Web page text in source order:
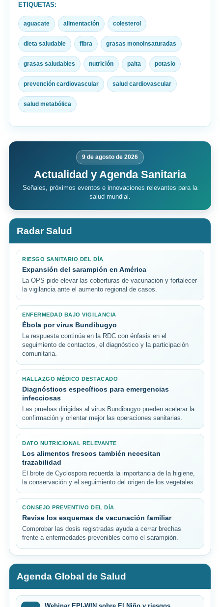
ETIQUETAS:
aguacate alimentación colesterol
dieta saludable fibra grasas monoinsaturadas
grasas saludables nutrición palta potasio
prevención cardiovascular salud cardiovascular
salud metabólica
9 de agosto de 2026
Actualidad y Agenda Sanitaria
Señales, próximos eventos e innovaciones relevantes para la
salud mundial.
Radar Salud
RIESGO SANITARIO DEL DÍA
Expansión del sarampión en América
La OPS pide elevar las coberturas de vacunación y fortalecer
la vigilancia ante el aumento regional de casos.
ENFERMEDAD BAJO VIGILANCIA
Ébola por virus Bundibugyo
La respuesta continúa en la RDC con énfasis en el
seguimiento de contactos, el diagnóstico y la participación
comunitaria.
HALLAZGO MÉDICO DESTACADO
Diagnósticos específicos para emergencias
infecciosas
Las pruebas dirigidas al virus Bundibugyo pueden acelerar la
confirmación y orientar mejor las operaciones sanitarias.
DATO NUTRICIONAL RELEVANTE
Los alimentos frescos también necesitan
trazabilidad
El brote de Cyclospora recuerda la importancia de la higiene,
la conservación y el seguimiento del origen de los vegetales.
CONSEJO PREVENTIVO DEL DÍA
Revise los esquemas de vacunación familiar
Comprobar las dosis registradas ayuda a cerrar brechas
frente a enfermedades prevenibles como el sarampión.
Agenda Global de Salud
Webinar EPI-WIN sobre El Niño y riesgos